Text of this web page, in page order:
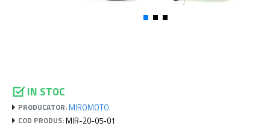
IN STOC
PRODUCATOR: MIROMOTO
COD PRODUS: MIR-20-05-01